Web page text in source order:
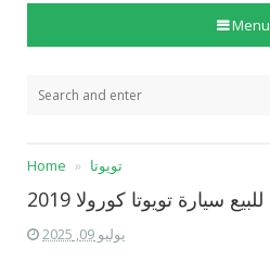
Menu
Home تويوتا
للبيع سيارة تويوتا كورولا 2019
يوليو 09, 2025